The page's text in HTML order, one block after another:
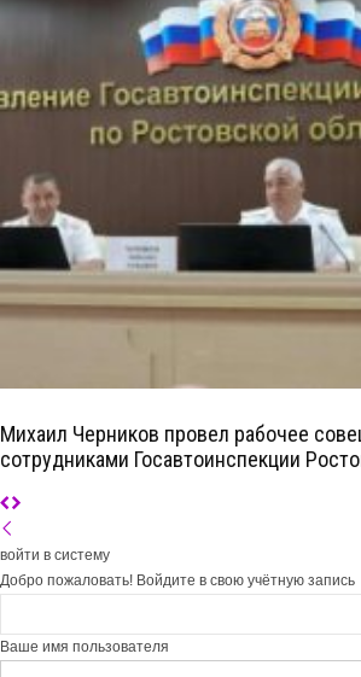
Михаил Черников провел рабочее
сотрудниками Госавтоинспекции
войти в систему
Добро пожаловать! Войдите в свою учётную запись
Ваше имя пользователя